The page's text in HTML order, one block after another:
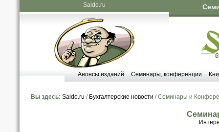
Saldo.ru
Анонсы изданий Семинары, конференции
Вы здесь: Saldo.ru / Бухгалтерские новости / Семинары и